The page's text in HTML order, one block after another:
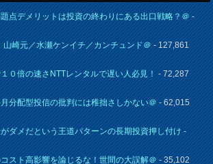
点デメリットは投資の終わりにある出口戦略？＠-
山崎元／水瀬ケンイチ／カンチュンド＠- 127,861
０倍の速さNTTレンタルで遅い人必見！- 72,287
分配型投信の批判には稚拙さしかない＠- 62,015
ダメだという王道パターンの長期投資押し付け-
スト高影響を論じるな！世間の大誤解＠- 35,102